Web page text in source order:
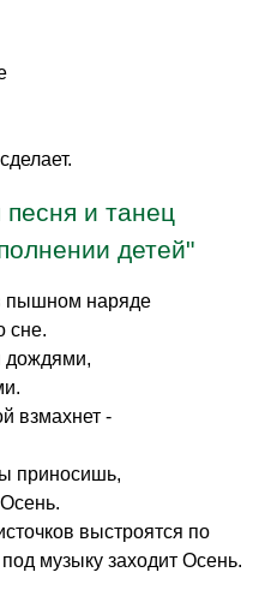
и танец
детей"
пышном наряде
сне.
дождями,
взмахнет -
приносишь,
выстроятся по
музыку заходит Осень.